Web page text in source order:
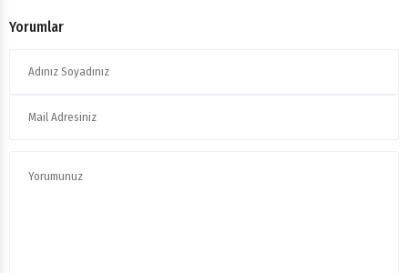
Yorumlar